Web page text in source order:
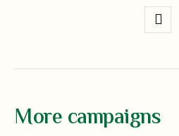
More campaigns